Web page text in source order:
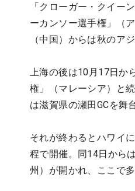
「クローガー・クイー
ーカンソー選手権」（
（中国）からは秋のア
上海の後は10月17日か
権」（マレーシア）と
は滋賀県の瀬田GCを舞
それが終わるとハワイ
程で開催。同14日から
州）が開かれ、ここで